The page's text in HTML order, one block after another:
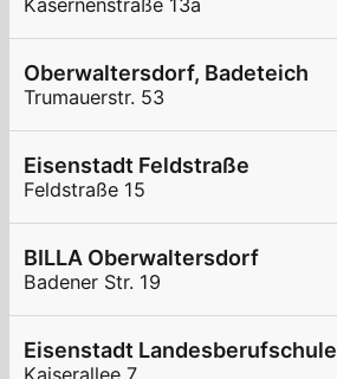
Kasernenstraße 13a
Oberwaltersdorf, Badeteich
Trumauerstr. 53
Eisenstadt Feldstraße
Feldstraße 15
BILLA Oberwaltersdorf
Badener Str. 19
Eisenstadt Landesberufschule